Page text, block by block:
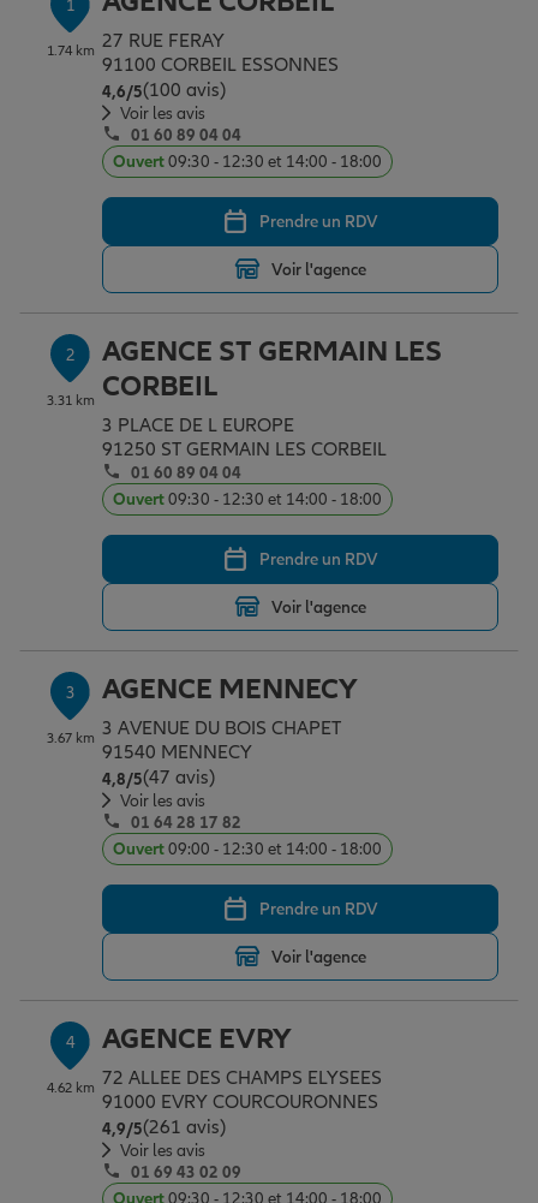
Assurance emprunteur
Prévoyance et dépendance
Assurance animal de compagnie
Protection de la famille
Protection juridique
Épargne & retraite
Plan épargne retraite
Placements financiers
Investissements immobiliers
Transmission
Vos projets
Changer de voiture
Départ à la retraite
Préparer l’avenir
Assurance auto
Assurance habitation
Le Pack Famille
Garantie des accidents de la vie
Assurance scolaire
Protection juridique
Retraite
Tous nos devis d'assurance
Professionnels
Allianz en France
1
1.74 km 27 RUE FERAY
91100 CORBEIL ESSONNES
4,6/5Note de 4.6 sur 5
(100 avis)
Voir les avis
01 60 89 04 04
Ouvert09:30 - 12:30 et 14:00 - 18:00
Prendre un RDV
Voir l'agence
2
3.31 km
AGENCE ST GERMAIN LES
CORBEIL
3 PLACE DE L EUROPE
91250 ST GERMAIN LES CORBEIL
01 60 89 04 04
Ouvert09:30 - 12:30 et 14:00 - 18:00
Prendre un RDV
Voir l'agence
3
3.67 km
AGENCE MENNECY
3 AVENUE DU BOIS CHAPET
91540 MENNECY
4,8/5Note de 4.8 sur 5
(47 avis)
Voir les avis
01 64 28 17 82
Ouvert09:00 - 12:30 et 14:00 - 18:00
Prendre un RDV
Voir l'agence
4
4.62 km
AGENCE EVRY
72 ALLEE DES CHAMPS ELYSEES
91000 EVRY COURCOURONNES
4,9/5Note de 4.9 sur 5
(261 avis)
Voir les avis
01 69 43 02 09
Ouvert09:30 - 12:30 et 14:00 - 18:00